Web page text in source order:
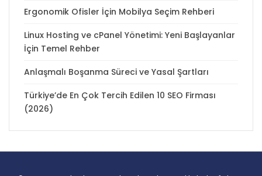
Ergonomik Ofisler İçin Mobilya Seçim Rehberi
Linux Hosting ve cPanel Yönetimi: Yeni Başlayanlar
İçin Temel Rehber
Anlaşmalı Boşanma Süreci ve Yasal Şartları
Türkiye’de En Çok Tercih Edilen 10 SEO Firması
(2026)